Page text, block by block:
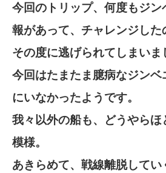
今回のトリップ、何度もジ
報があって、チャレンジした
その度に逃げられてしまいま
今回はたまたま臆病なジン
にいなかったようです。
我々以外の船も、どうやら
模様。
あきらめて、戦線離脱して